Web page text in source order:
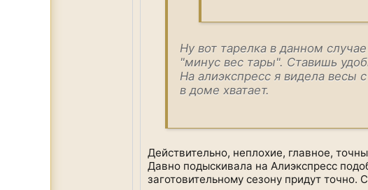
Ну вот тарелка в данном
"минус вес тары". Ставишь
На алиэкспресс я видела
в доме хватает.
Действительно, неплохие, главное,
Давно подыскивала на Алиэкспресс
заготовительному сезону придут точно.